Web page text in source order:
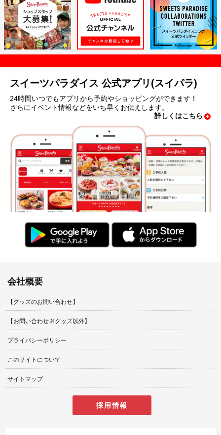
スイーツパラダイス 公式アプリ(スイパラ)
24時間いつでもアプリから予約やショッピングができます！
さらにイベント情報などをいち早くお伝えします。
詳しくはこちら
会社概要
【グッズのお問い合わせ】
【お問い合わせ※グッズ以外】
プライバシーポリシー
このサイトについて
サイトマップ
採用情報